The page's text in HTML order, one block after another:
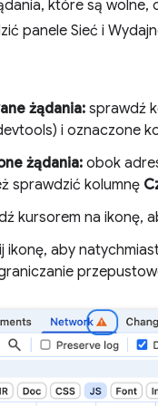
które są
panele Sieć i
żądania: sprawdź
i oznaczone
żądania: obok
sprawdzić kolumnę
kursorem na ikonę,
ikonę, aby